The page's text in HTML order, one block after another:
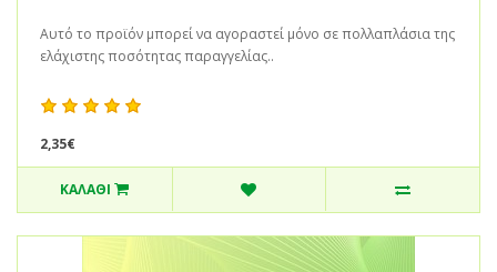
Αυτό το προϊόν μπορεί να αγοραστεί μόνο σε πολλαπλάσια της
ελάχιστης ποσότητας παραγγελίας..
2,35€
ΚΑΛΆΘΙ